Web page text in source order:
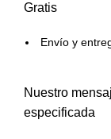
Gratis
Envío y
Nuestro
especificada